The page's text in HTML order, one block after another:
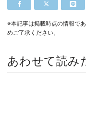
※本記事は掲載時点の情報で
めご了承ください。
あわせて読み